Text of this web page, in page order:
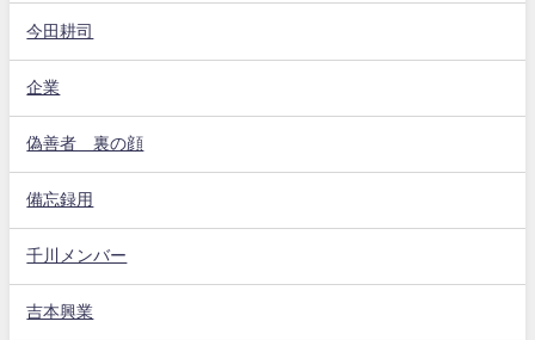
今田耕司
企業
偽善者 裏の顔
備忘録用
千川メンバー
吉本興業